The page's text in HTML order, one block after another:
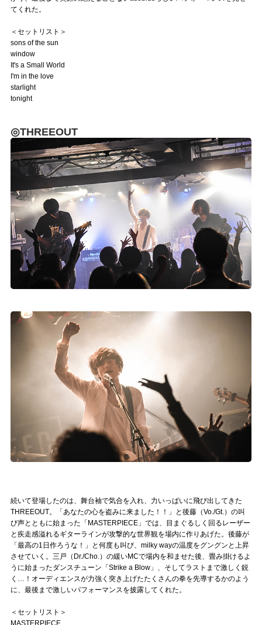
てくれた。
＜セットリスト＞
sons of the sun
window
It's a Small World
I'm in the love
starlight
tonight
◎THREEOUT
続いて登場したのは、舞台袖で気合を入れ、力いっぱいに飛び出してきた
THREEOUT。「あなたの心を盗みに来ました！！」と後藤（Vo./Gt.）の叫
び声とともに始まった「MASTERPIECE」では、目まぐるしく回るレーザー
と疾走感溢れるギターラインが攻撃的な世界観を場内に作りあげた。後藤が
「最高の1日作ろうな！」と何度も叫び、milky wayの温度をグングンと上昇
させていく。三戸（Dr./Cho.）の緩いMCで場内を和ませた後、畳み掛けるよ
うに始まったダンスチューン「Strike a Blow」、そしてラストまで激しく鋭
く…！オーディエンスが力強く突き上げたたくさんの拳を先導するかのよう
に、最後まで激しいパフォーマンスを披露してくれた。
＜セットリスト＞